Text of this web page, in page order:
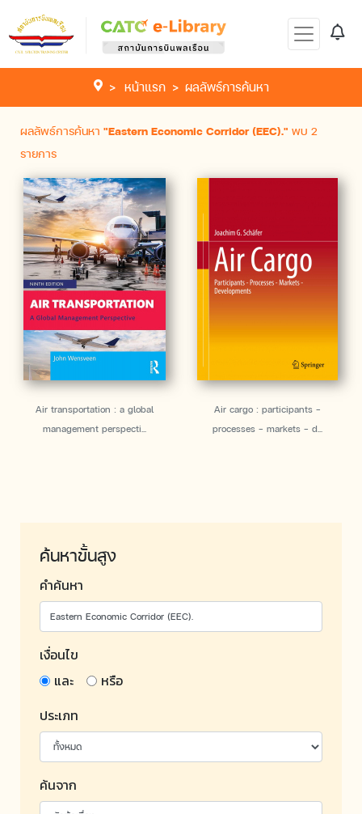
หน้าแรก ผลลัพธ์การค้นหา
ผลลัพธ์การค้นหา "Eastern Economic Corridor (EEC)." พบ 2
รายการ
Air transportation : a global
management perspecti...
Air cargo : participants -
processes - markets - d...
ค้นหาขั้นสูง
คำค้นหา
เงื่อนไข
และ
หรือ
ประเภท
ค้นจาก